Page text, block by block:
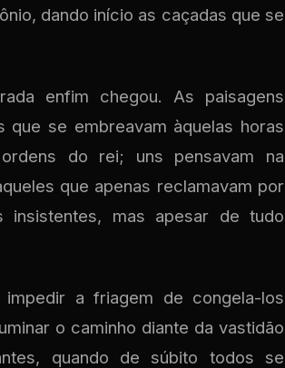
dando início as caçadas que se
enfim chegou. As paisagens
se embreavam àquelas horas
do rei; uns pensavam na
que apenas reclamavam por
insistentes, mas apesar de tudo
a friagem de congela-los
o caminho diante da vastidão
quando de súbito todos se